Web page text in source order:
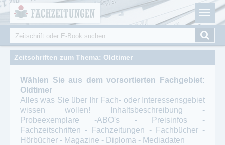
Fachzeitungen.de - Das unabhängige Portal für
Fachmagazine Fachpublikationen & eBooks
Suchformular
Suche
Zeitschriften zum Thema: Oldtimer
Wählen Sie aus dem vorsortierten Fachgebiet:
Oldtimer
Alles was Sie über Ihr Fach- oder Interessensgebiet
wissen wollen! Inhaltsbeschreibung -
Probeexemplare -ABO's - Preisinfos -
Fachzeitschriften - Fachzeitungen - Fachbücher -
Hörbücher - Magazine - Diploma - Mediadaten
Cookie-Einstellungen